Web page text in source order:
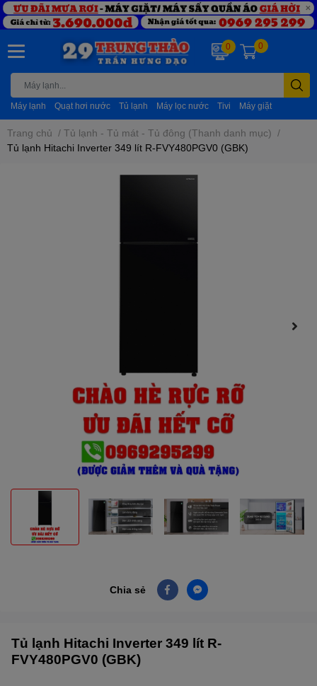
Máy lạnh Quạt hơi nước Tủ lạnh Máy lọc nước Tivi Máy giặt
0 0
Trang chủ / Tủ lạnh - Tủ mát - Tủ đông (Thanh danh mục) /
Tủ lạnh Hitachi Inverter 349 lít R-FVY480PGV0 (GBK)
Chia sẻ
Tủ lạnh Hitachi Inverter 349 lít R-
FVY480PGV0 (GBK)